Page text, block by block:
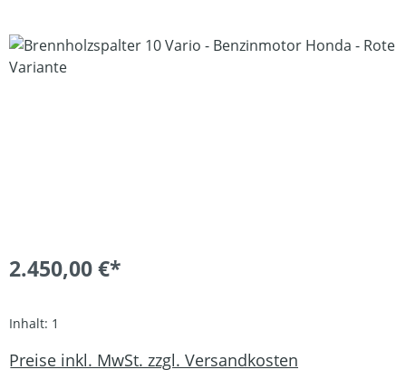
Bildergalerie überspringen
2.450,00 €*
Inhalt: 1
Preise inkl. MwSt. zzgl. Versandkosten